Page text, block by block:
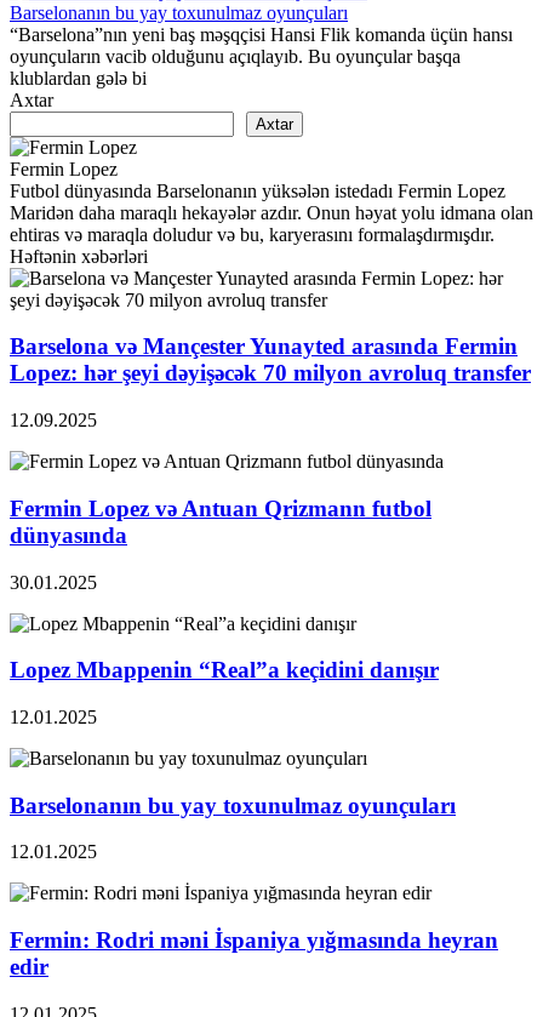
Barselonanın bu yay toxunulmaz oyunçuları
“Barselona”nın yeni baş məşqçisi Hansi Flik komanda üçün hansı
oyunçuların vacib olduğunu açıqlayıb. Bu oyunçular başqa
klublardan gələ bi
Axtar
Axtar
Fermin Lopez
Futbol dünyasında Barselonanın yüksələn istedadı Fermin Lopez
Maridən daha maraqlı hekayələr azdır. Onun həyat yolu idmana olan
ehtiras və maraqla doludur və bu, karyerasını formalaşdırmışdır.
Həftənin xəbərləri
Barselona və Mançester Yunayted arasında Fermin
Lopez: hər şeyi dəyişəcək 70 milyon avroluq transfer
12.09.2025
Fermin Lopez və Antuan Qrizmann futbol
dünyasında
30.01.2025
Lopez Mbappenin “Real”a keçidini danışır
12.01.2025
Barselonanın bu yay toxunulmaz oyunçuları
12.01.2025
Fermin: Rodri məni İspaniya yığmasında heyran
edir